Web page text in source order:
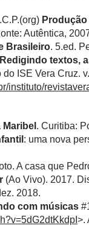
Autêntica,
Brasileiro. 5.ed.
Redigindo textos,
ISE Vera Cruz.
instituto/
. Curitiba:
: uma nova
A casa que
(Ao Vivo). 2017.
2018.
com músicas
>.